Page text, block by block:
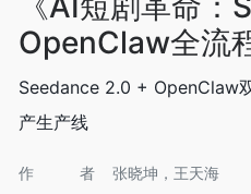
OpenClaw全流
Seedance 2.0 + OpenClaw
产生产线
作者
张晓坤，王天海